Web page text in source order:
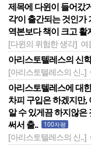
제목에 다윈이 들어갔
각‘이 출간되는 것인
역본보다 책이 크고
[다윈의 위험한 생각] 여
아리스토텔레스의 신
[아리스토텔레스의 신..]
아리스토텔레스에 대
차피 구입은 하겠지만
알 수 있게끔 하지않은
써서 출..
100자평
[아리스토텔레스의 신..]